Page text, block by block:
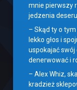
mnie pierwszy
jedzenia deseru.
– Skąd ty o
lekko głos i
uspokajać swój
denerwować i
– Alex Whiz,
kradzież